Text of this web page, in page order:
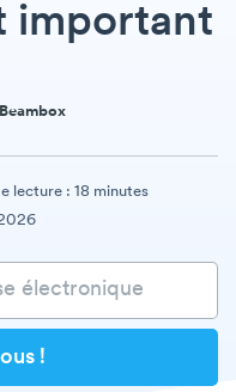
important
lecture : 18 minutes